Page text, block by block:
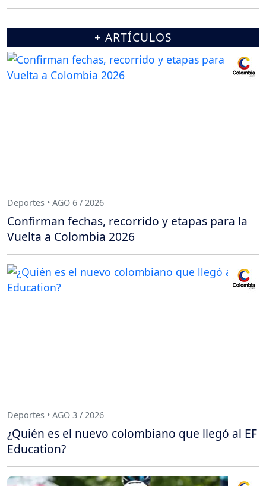
+ ARTÍCULOS
Deportes • AGO 6 / 2026
Confirman fechas, recorrido y etapas para la
Vuelta a Colombia 2026
Deportes • AGO 3 / 2026
¿Quién es el nuevo colombiano que llegó al EF
Education?